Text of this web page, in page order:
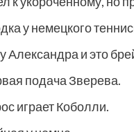
у немецкого
Александра и это
подача Зверева.
играет Коболли.